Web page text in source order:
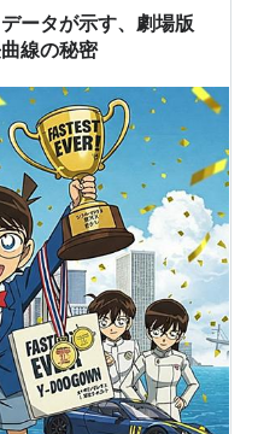
ータが示す、劇場版
線の秘密